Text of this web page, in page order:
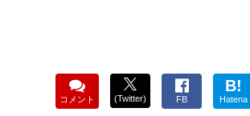
コメント (Twitter) FB
B!
Hatena